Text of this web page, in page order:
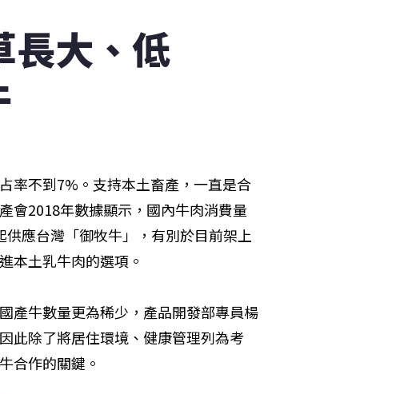
長大、低
率不到7%。支持本土畜產，一直是合
會2018年數據顯示，國內牛肉消費量
應台灣「御牧牛」，有別於目前架上
本土乳牛肉的選項。
產牛數量更為稀少，產品開發部專員楊
此除了將居住環境、健康管理列為考
合作的關鍵。